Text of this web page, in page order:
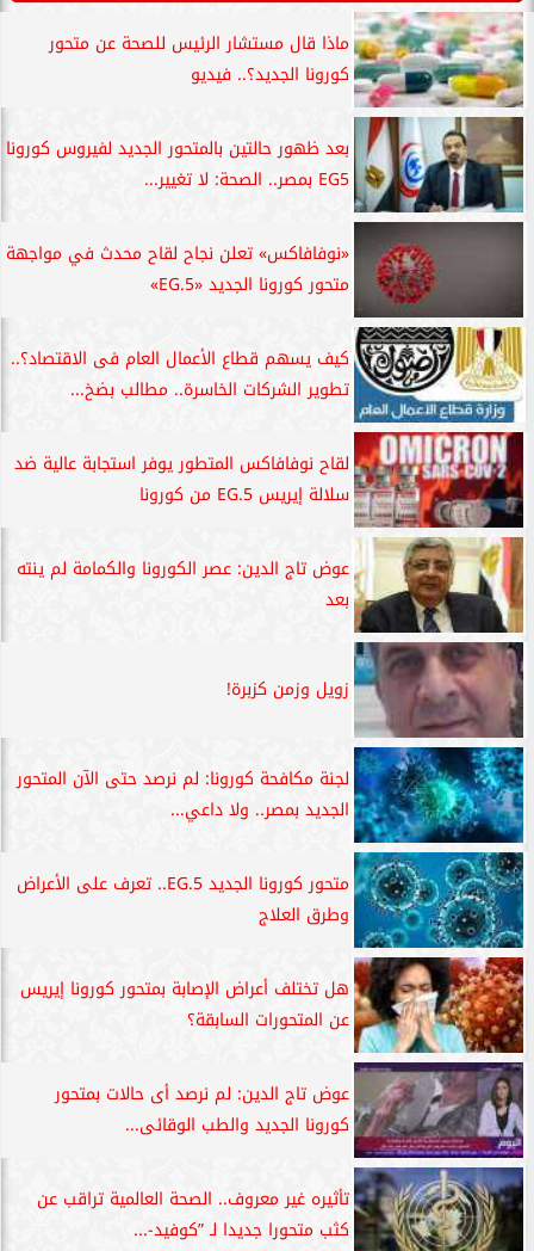
ماذا قال مستشار الرئيس للصحة عن متحور
كورونا الجديد؟.. فيديو
بعد ظهور حالتين بالمتحور الجديد لفيروس كورونا
EG5 بمصر.. الصحة: لا تغيير...
«نوفافاكس» تعلن نجاح لقاح محدث في مواجهة
متحور كورونا الجديد «EG.5»
كيف يسهم قطاع الأعمال العام فى الاقتصاد؟..
تطوير الشركات الخاسرة.. مطالب بضخ...
لقاح نوفافاكس المتطور يوفر استجابة عالية ضد
سلالة إيريس EG.5 من كورونا
عوض تاج الدين: عصر الكورونا والكمامة لم ينته
بعد
زويل وزمن كزبرة!
لجنة مكافحة كورونا: لم نرصد حتى الآن المتحور
الجديد بمصر.. ولا داعي...
متحور كورونا الجديد EG.5.. تعرف على الأعراض
وطرق العلاج
هل تختلف أعراض الإصابة بمتحور كورونا إيريس
عن المتحورات السابقة؟
عوض تاج الدين: لم نرصد أى حالات بمتحور
كورونا الجديد والطب الوقائى...
تأثيره غير معروف.. الصحة العالمية تراقب عن
كثب متحورا جديدا لـ ”كوفيد-...